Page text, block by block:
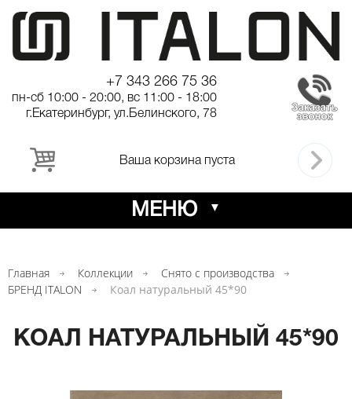
+7 343 266 75 36
пн-сб 10:00 - 20:00, вс 11:00 - 18:00
г.Екатеринбург, ул.Белинского, 78
Ваша корзина пуста
МЕНЮ
Главная Коллекции
Снято с производства
БРЕНД ITALON
Коал натуральный 45*90
КОАЛ НАТУРАЛЬНЫЙ 45*90